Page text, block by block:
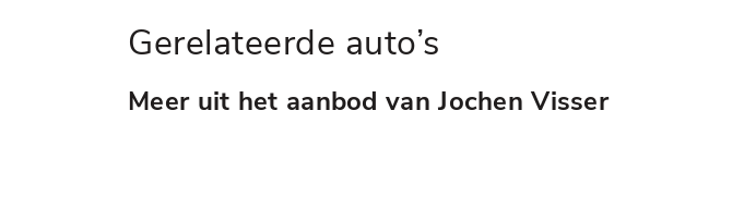
Gerelateerde auto’s
Meer uit het aanbod van Jochen Visser